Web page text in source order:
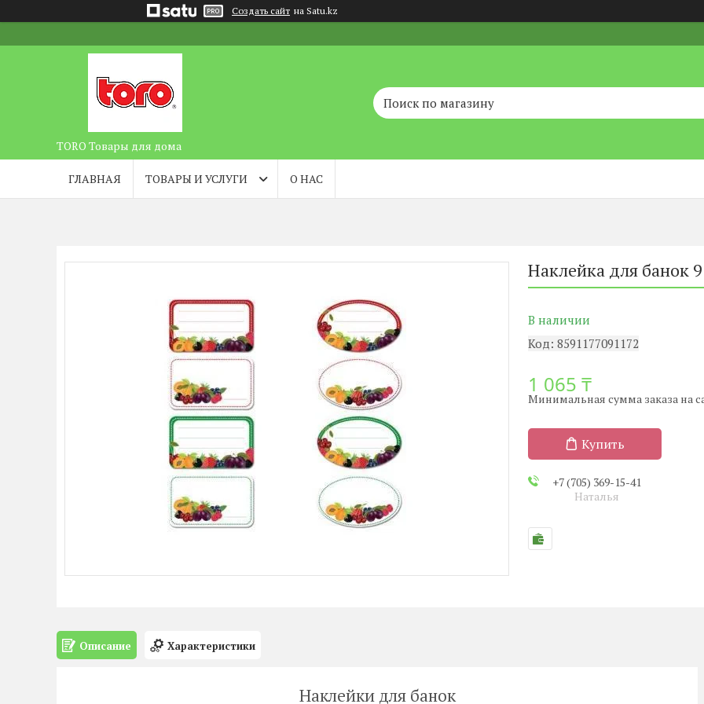
Создать сайт на Satu.kz
TORO Товары для дома
ГЛАВНАЯ ТОВАРЫ И УСЛУГИ О НАС
Наклейка для банок
В наличии
Код: 8591177091172
1 065 ₸
Минимальная сумма заказа на
Купить
+7 (705) 369-15-41
Наталья
Описание Характеристики
Наклейки для банок